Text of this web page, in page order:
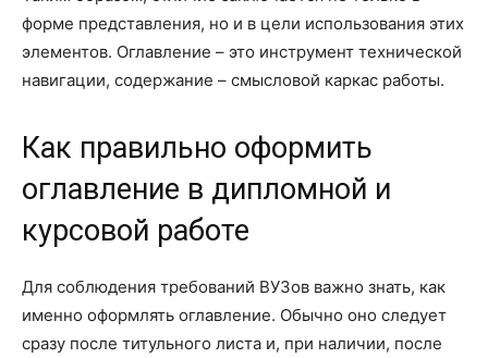
форме представления, но и в цели использования этих
элементов. Оглавление – это инструмент технической
навигации, содержание – смысловой каркас работы.
Как правильно оформить
оглавление в дипломной и
курсовой работе
Для соблюдения требований ВУЗов важно знать, как
именно оформлять оглавление. Обычно оно следует
сразу после титульного листа и, при наличии, после